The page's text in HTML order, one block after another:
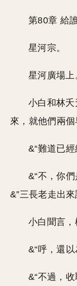
第80章 給
星河宗。
星河廣場上
小白和林
來，就他們兩個
&“難道已經
&“不，你
&”三長老走出來
小白聞言，
&“呼，還
&“不過，